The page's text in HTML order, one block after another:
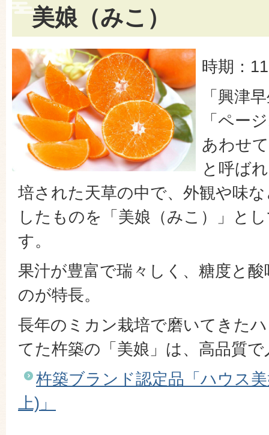
美娘（みこ）
時期：
「興津
「ペー
あわせ
と呼ば
培された天草の中で、外観や味
したものを「美娘（みこ）」と
す。
果汁が豊富で瑞々しく、糖度と
のが特長。
長年のミカン栽培で磨いてきた
てた杵築の「美娘」は、高品質
杵築ブランド認定品「ハウス
上)」